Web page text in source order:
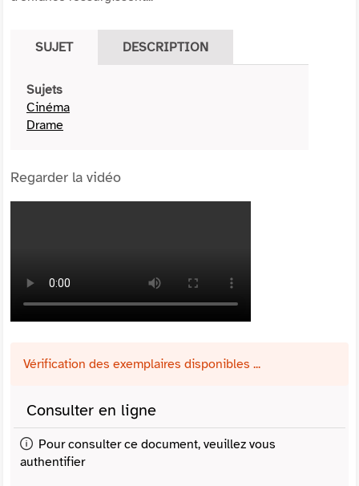
SUJET DESCRIPTION
Sujets
Cinéma
Drame
Regarder la vidéo
Vérification des exemplaires disponibles ...
Consulter en ligne
Pour consulter ce document, veuillez vous
authentifier